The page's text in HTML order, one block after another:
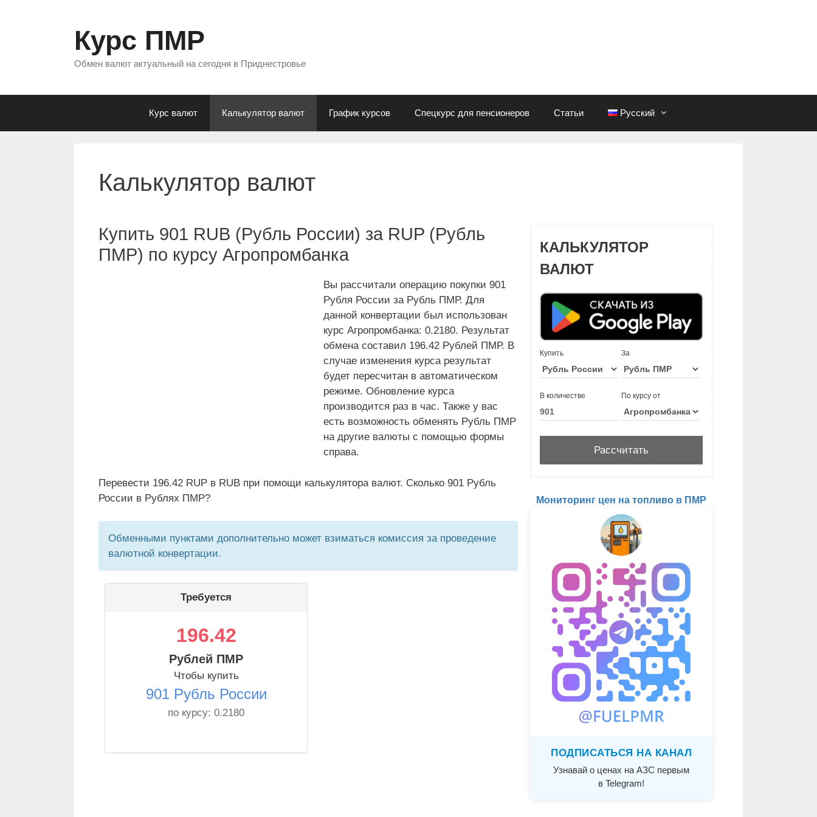
Курс ПМР
Обмен валют актуальный на сегодня в Приднестровье
Курс валют Калькулятор валют График курсов Спецкурс для пенсионеров Статьи Русский
Калькулятор валют
Купить 901 RUB (Рубль России) за RUP (Рубль
ПМР) по курсу Агропромбанка
Вы рассчитали операцию покупки 901
Рубля России за Рубль ПМР. Для
данной конвертации был использован
курс Агропромбанка: 0.2180. Результат
обмена составил 196.42 Рублей ПМР. В
случае изменения курса результат
будет пересчитан в автоматическом
режиме. Обновление курса
производится раз в час. Также у вас
есть возможность обменять Рубль ПМР
на другие валюты с помощью формы
справа.
Перевести 196.42 RUP в RUB при помощи калькулятора валют. Сколько 901 Рубль
России в Рублях ПМР?
Обменными пунктами дополнительно может взиматься комиссия за проведение
валютной конвертации.
Требуется
196.42
Рублей ПМР
Чтобы купить
901 Рубль России
по курсу: 0.2180
КАЛЬКУЛЯТОР
ВАЛЮТ
Купить За
В количестве По курсу от
Мониторинг цен на топливо в ПМР
ПОДПИСАТЬСЯ НА КАНАЛ
Узнавай о ценах на АЗС первым
в Telegram!